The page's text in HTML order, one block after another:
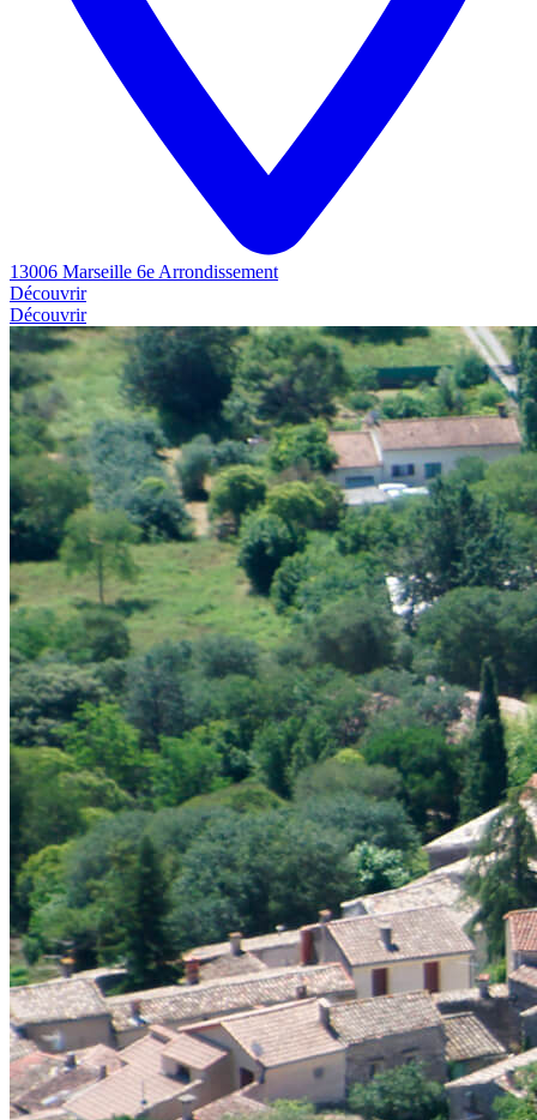
13006 Marseille 6e Arrondissement
Découvrir
Découvrir